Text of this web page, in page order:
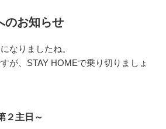
のお知らせ
なりましたね。
が、STAY HOMEで乗り切りましょ
２主日～